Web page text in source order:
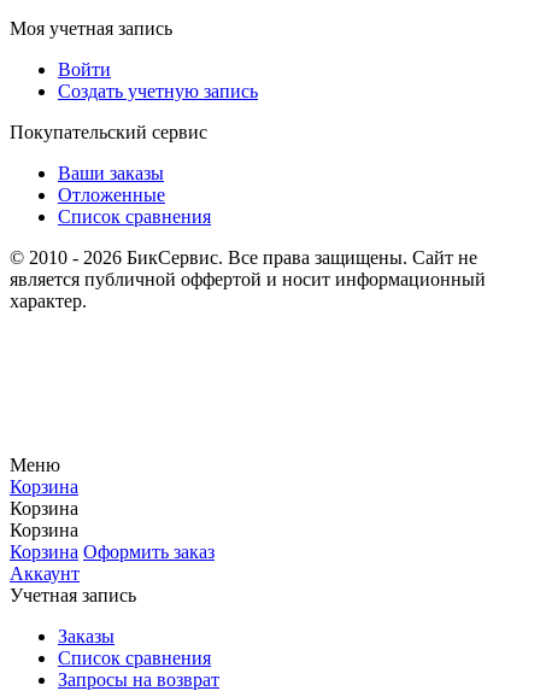
Моя учетная запись
Войти
Создать учетную запись
Покупательский сервис
Ваши заказы
Отложенные
Список сравнения
© 2010 - 2026 БикСервис. Все права защищены. Сайт не
является публичной оффертой и носит информационный
характер.
Меню
Корзина
Корзина
Корзина
Корзина Оформить заказ
Аккаунт
Учетная запись
Заказы
Список сравнения
Запросы на возврат